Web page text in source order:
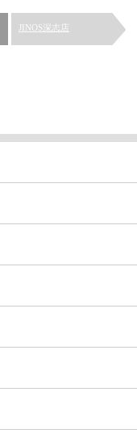
JINOS深志店